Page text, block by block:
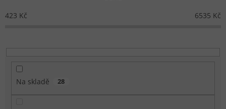
423 Kč 6535 Kč
Na skladě 28